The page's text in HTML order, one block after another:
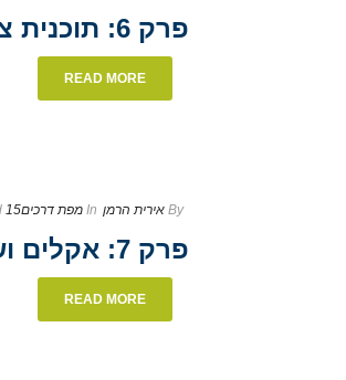
פרק 6: תוכנית צמיחה אישית לימודית וחינוכית
READ MORE
By אירית הרמן In מפת דרכים15 ביוני 2020
פרק 7: אקלים ושייכות
READ MORE